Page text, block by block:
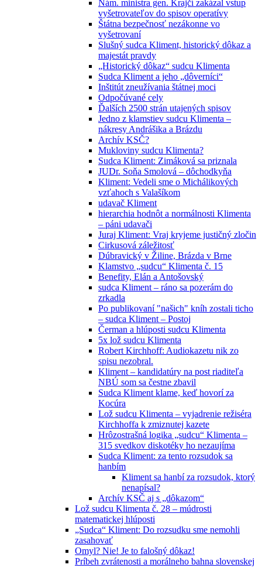
Nám. ministra gen. Krajčí zakázal vstup
vyšetrovateľov do spisov operatívy
Štátna bezpečnosť nezákonne vo
vyšetrovaní
Slušný sudca Kliment, historický dôkaz a
majestát pravdy
„Historický dôkaz“ sudcu Klimenta
Sudca Kliment a jeho „dôverníci“
Inštitút zneužívania štátnej moci
Odpočúvané cely
Ďalších 2500 strán utajených spisov
Jedno z klamstiev sudcu Klimenta –
nákresy Andrášika a Brázdu
Archív KSČ?
Mukloviny sudcu Klimenta?
Sudca Kliment: Zimáková sa priznala
JUDr. Soňa Smolová – dôchodkyňa
Kliment: Vedeli sme o Michálikových
vzťahoch s Valašíkom
udavač Kliment
hierarchia hodnôt a normálnosti Klimenta
– páni udavači
Juraj Kliment: Vraj kryjeme justičný zločin
Cirkusová záležitosť
Dúbravický v Žiline, Brázda v Brne
Klamstvo „sudcu“ Klimenta č. 15
Benefity, Elán a Antošovský
sudca Kliment – ráno sa pozerám do
zrkadla
Po publikovaní "našich" kníh zostali ticho
– sudca Kliment – Postoj
Čerman a hlúposti sudcu Klimenta
5x lož sudcu Klimenta
Robert Kirchhoff: Audiokazetu nik zo
spisu nezobral.
Kliment – kandidatúry na post riaditeľa
NBÚ som sa čestne zbavil
Sudca Kliment klame, keď hovorí za
Kocúra
Lož sudcu Klimenta – vyjadrenie režiséra
Kirchhoffa k zmiznutej kazete
Hrôzostrašná logika „sudcu“ Klimenta –
315 svedkov diskotéky ho nezaujíma
Sudca Kliment: za tento rozsudok sa
hanbím
Kliment sa hanbí za rozsudok, ktorý
nenapísal?
Archív KSČ aj s „dôkazom“
Lož sudcu Klimenta č. 28 – múdrosti
matematickej hlúposti
„Sudca“ Kliment: Do rozsudku sme nemohli
zasahovať
Omyl? Nie! Je to falošný dôkaz!
Príbeh zvrátenosti a morálneho bahna slovenskej